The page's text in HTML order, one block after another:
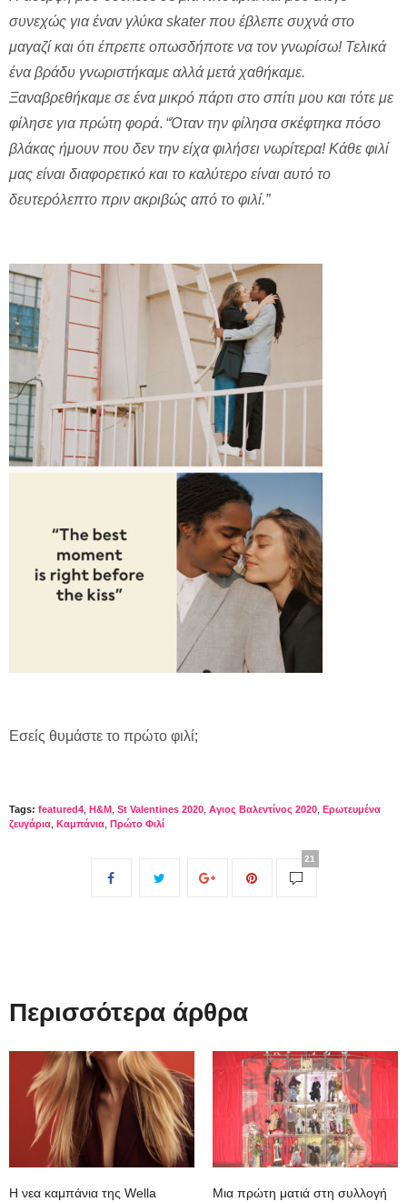
συνεχώς για έναν γλύκα skater που έβλεπε συχνά στο
μαγαζί και ότι έπρεπε οπωσδήποτε να τον γνωρίσω! Τελικά
ένα βράδυ γνωριστήκαμε αλλά μετά χαθήκαμε.
Ξαναβρεθήκαμε σε ένα μικρό πάρτι στο σπίτι μου και τότε με
φίλησε για πρώτη φορά. “Όταν την φίλησα σκέφτηκα πόσο
βλάκας ήμουν που δεν την είχα φιλήσει νωρίτερα! Κάθε φιλί
μας είναι διαφορετικό και το καλύτερο είναι αυτό το
δευτερόλεπτο πριν ακριβώς από το φιλί.”
Εσείς θυμάστε το πρώτο φιλί;
Tags: featured4 H&M St Valentines 2020 Αγιος Βαλεντίνος 2020
Ερωτευμένα
ζευγάρια
Καμπάνια Πρώτο Φιλί
21
Περισσότερα άρθρα
Η νεα καμπάνια της Wella
Μια πρώτη ματιά στη συλλογή